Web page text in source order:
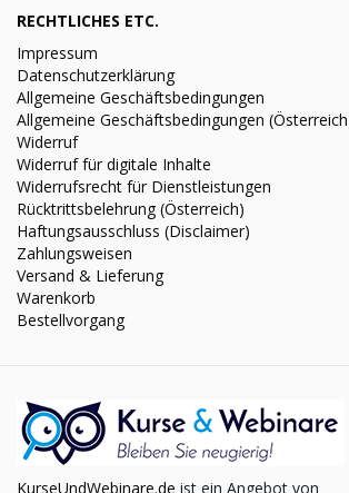
RECHTLICHES ETC.
Impressum
Datenschutzerklärung
Allgemeine Geschäftsbedingungen
Allgemeine Geschäftsbedingungen
Widerruf
Widerruf für digitale Inhalte
Widerrufsrecht für Dienstleistungen
Rücktrittsbelehrung (Österreich)
Haftungsausschluss (Disclaimer)
Zahlungsweisen
Versand & Lieferung
Warenkorb
Bestellvorgang
KurseUndWebinare.de ist ein Angebot von